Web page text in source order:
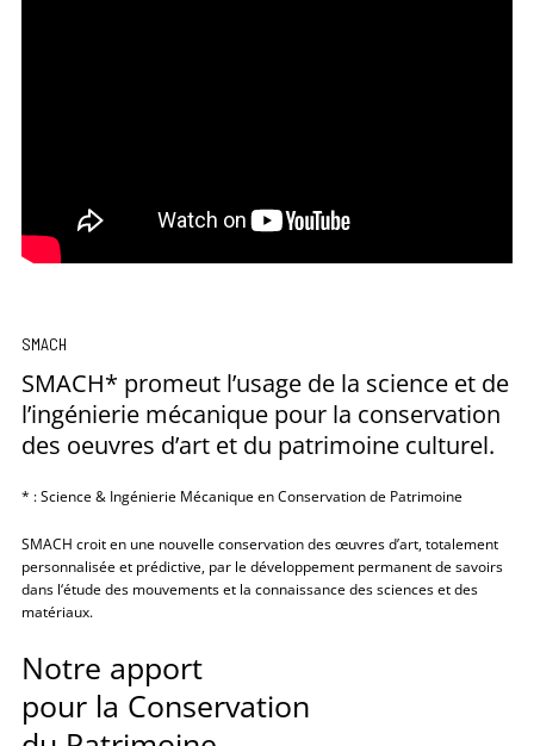
SMACH
SMACH* promeut l’usage de la science et de
l’ingénierie mécanique pour la conservation
des oeuvres d’art et du patrimoine culturel.
* : Science & Ingénierie Mécanique en Conservation de Patrimoine
SMACH croit en une nouvelle conservation des œuvres d’art, totalement
personnalisée et prédictive, par le développement permanent de savoirs
dans l‘étude des mouvements et la connaissance des sciences et des
matériaux.
Notre apport
pour la Conservation